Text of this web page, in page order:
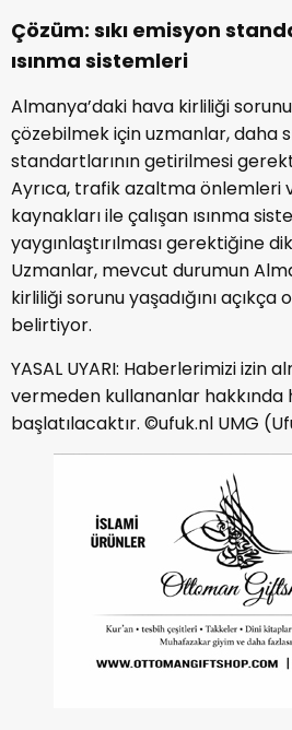
Çözüm: sıkı emisyon
ısınma sistemleri
Almanya’daki hava kirliliği
çözebilmek için uzmanlar, daha
standartlarının getirilmesi
Ayrıca, trafik azaltma önlemleri
kaynakları ile çalışan ısınma
yaygınlaştırılması gerektiğine
Uzmanlar, mevcut durumun
kirliliği sorunu yaşadığını
belirtiyor.
YASAL UYARI: Haberlerimizi izin
vermeden kullananlar hakkında
başlatılacaktır. ©ufuk.nl UMG